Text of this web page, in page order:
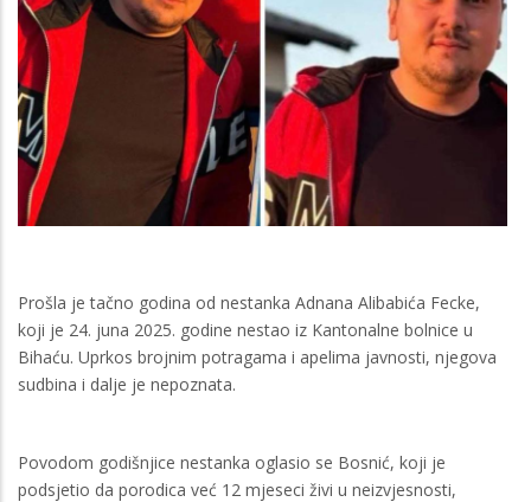
Prošla je tačno godina od nestanka Adnana Alibabića Fecke,
koji je 24. juna 2025. godine nestao iz Kantonalne bolnice u
Bihaću. Uprkos brojnim potragama i apelima javnosti, njegova
sudbina i dalje je nepoznata.
Povodom godišnjice nestanka oglasio se Bosnić, koji je
podsjetio da porodica već 12 mjeseci živi u neizvjesnosti,